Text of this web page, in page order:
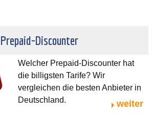
Discounter
Welcher Prepaid-Discounter hat
die billigsten Tarife? Wir
vergleichen die besten Anbieter in
Deutschland.
weiter